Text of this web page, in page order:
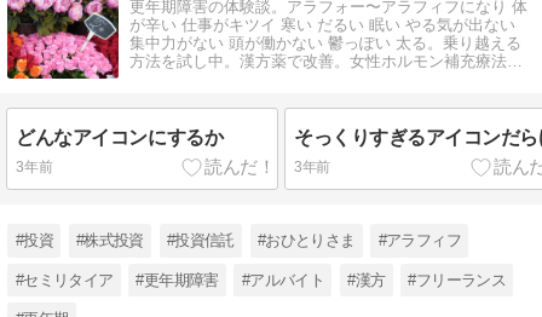
更年期障害の体験談。アラフォー〜アラフィフになり 体
が辛い 仕事がキツイ 寒い だるい 眠い やる気が出ない
集中力がない 頭が働かない 鬱っぽい 太る。乗り越える
方法を試し中。漢方薬で改善。女性ホルモン補充療法に
どんなアイコンにするか
3年前
そっくりすぎるアイコンだら
3年前
#投資 #株式投資 #投資信託 #おひとりさま #アラフィフ
#セミリタイア #更年期障害 #アルバイト #漢方 #フリーランス